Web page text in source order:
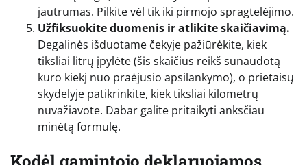
jautrumas. Pilkite vėl tik iki pirmojo spragtelėjimo.
Užfiksuokite duomenis ir atlikite skaičiavimą.
Degalinės išduotame čekyje pažiūrėkite, kiek
tiksliai litrų įpylėte (šis skaičius reikš sunaudotą
kuro kiekį nuo praėjusio apsilankymo), o prietaisų
skydelyje patikrinkite, kiek tiksliai kilometrų
nuvažiavote. Dabar galite pritaikyti anksčiau
minėtą formulę.
Kodėl gamintojo deklaruojamos